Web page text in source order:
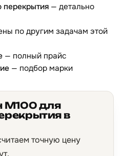
перекрытия — детально
по другим задачам этой
— полный прайс
— подбор марки
М100 для
в
точную цену